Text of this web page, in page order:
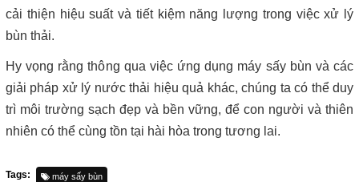
cải thiện hiệu suất và tiết kiệm năng lượng trong việc xử lý
bùn thải.
Hy vọng rằng thông qua việc ứng dụng máy sấy bùn và các
giải pháp xử lý nước thải hiệu quả khác, chúng ta có thể duy
trì môi trường sạch đẹp và bền vững, để con người và thiên
nhiên có thể cùng tồn tại hài hòa trong tương lai.
Tags: máy sấy bùn